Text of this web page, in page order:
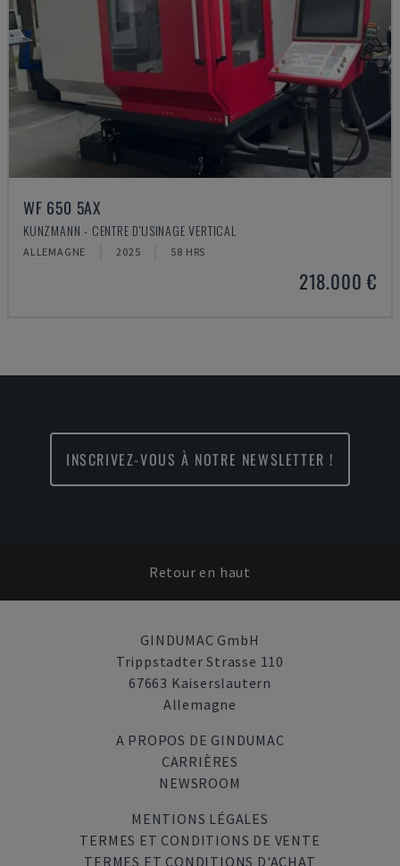
WF 650 5AX
KUNZMANN - CENTRE D'USINAGE VERTICAL
ALLEMAGNE 2025 58 HRS
218.000 €
INSCRIVEZ-VOUS À NOTRE NEWSLETTER !
Retour en haut
GINDUMAC GmbH
Trippstadter Strasse 110
67663 Kaiserslautern
Allemagne
A PROPOS DE GINDUMAC
CARRIÈRES
NEWSROOM
MENTIONS LÉGALES
TERMES ET CONDITIONS DE VENTE
TERMES ET CONDITIONS D'ACHAT